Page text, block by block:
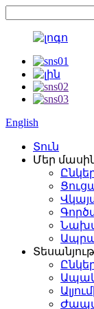
English
Տուն
Մեր
Տեսանյութ